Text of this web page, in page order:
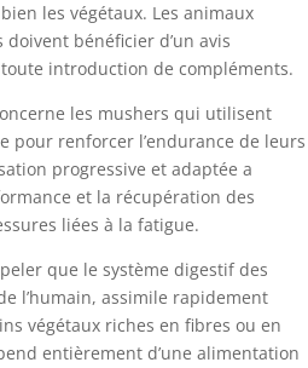
les végétaux. Les animaux
bénéficier d’un avis
introduction de compléments.
les mushers qui utilisent
pour renforcer l’endurance de leurs
progressive et adaptée a
et la récupération des
liées à la fatigue.
que le système digestif des
l’humain, assimile rapidement
végétaux riches en fibres ou en
entièrement d’une alimentation